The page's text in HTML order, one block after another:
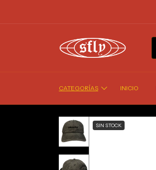
CATEGORÍAS INICIO
SIN STOCK